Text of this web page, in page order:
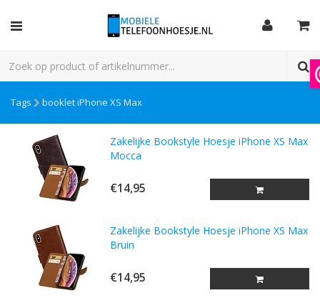
Tags booklet iPhone XS Max
Zakelijke Bookstyle Hoesje iPhone XS Max
Mocca
€14,95
Zakelijke Bookstyle Hoesje iPhone XS Max
Bruin
€14,95